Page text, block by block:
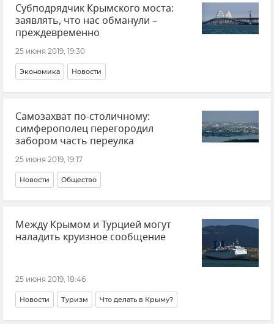
Субподрядчик Крымского моста:
заявлять, что нас обманули –
преждевременно
25 июня 2019, 19:30
Экономика Новости
Самозахват по-столичному:
симферополец перегородил
забором часть переулка
25 июня 2019, 19:17
Новости Общество
Между Крымом и Турцией могут
наладить круизное сообщение
25 июня 2019, 18:46
Новости Туризм Что делать в Крыму?